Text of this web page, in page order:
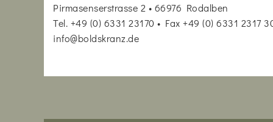
Pirmasenserstrasse 2 • 66976 Rodalben
Tel. +49 (0) 6331 23170 • Fax +49 (0) 6331 2317
info@boldskranz.de